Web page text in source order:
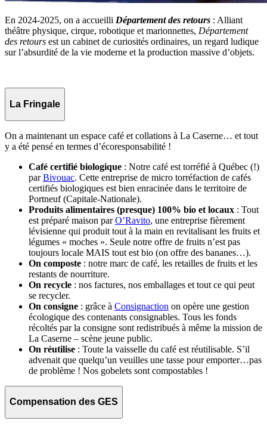
En 2024-2025, on a accueilli Département des retours : Alliant
théâtre physique, cirque, robotique et marionnettes, Département
des retours est un cabinet de curiosités ordinaires, un regard ludique
sur l’absurdité de la vie moderne et la production massive d’objets.
La Fringale
On a maintenant un espace café et collations à La Caserne… et tout
y a été pensé en termes d’écoresponsabilité !
Café certifié biologique : Notre café est torréfié à Québec (!)
parBivouac. Cette entreprise de micro torréfaction de cafés
certifiés biologiques est bien enracinée dans le territoire de
Portneuf (Capitale-Nationale).
Produits alimentaires (presque) 100% bio et locaux : Tout
est préparé maison parO’Ravito, une entreprise fièrement
lévisienne qui produit tout à la main en revitalisant les fruits et
légumes « moches ». Seule notre offre de fruits n’est pas
toujours locale MAIS tout est bio (on offre des bananes…).
On composte : notre marc de café, les retailles de fruits et les
restants de nourriture.
On recycle : nos factures, nos emballages et tout ce qui peut
se recycler.
On consigne : grâce à Consignaction on opère une gestion
écologique des contenants consignables. Tous les fonds
récoltés par la consigne sont redistribués à même la mission de
La Caserne – scène jeune public.
On réutilise : Toute la vaisselle du café est réutilisable. S’il
advenait que quelqu’un veuilles une tasse pour emporter…pas
de problème ! Nos gobelets sont compostables !
Compensation des GES